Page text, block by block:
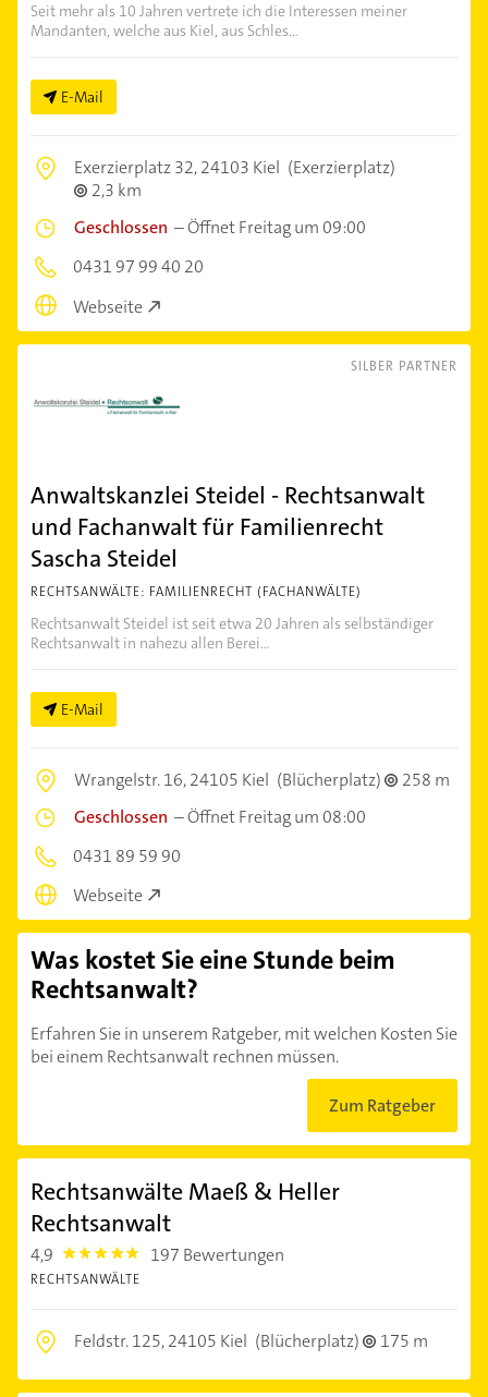
Seit mehr als 10 Jahren vertrete ich die Interessen meiner
Mandanten, welche aus Kiel, aus Schles...
E-Mail
Exerzierplatz 32,24103 Kiel (Exerzierplatz)
2,3 km
Geschlossen –Öffnet Freitag um 09:00
0431 97 99 40 20
Webseite
SILBER PARTNER
Anwaltskanzlei Steidel - Rechtsanwalt
und Fachanwalt für Familienrecht
Sascha Steidel
RECHTSANWÄLTE: FAMILIENRECHT (FACHANWÄLTE)
Rechtsanwalt Steidel ist seit etwa 20 Jahren als selbständiger
Rechtsanwalt in nahezu allen Berei...
E-Mail
Wrangelstr. 16,24105 Kiel (Blücherplatz)
258 m
Geschlossen –Öffnet Freitag um 08:00
0431 89 59 90
Webseite
Was kostet Sie eine Stunde beim
Rechtsanwalt?
Erfahren Sie in unserem Ratgeber, mit welchen Kosten Sie
bei einem Rechtsanwalt rechnen müssen.
Zum Ratgeber
Rechtsanwälte Maeß & Heller
Rechtsanwalt
4,9 4.9 197 Bewertungen
RECHTSANWÄLTE
Feldstr. 125,24105 Kiel (Blücherplatz) 175 m